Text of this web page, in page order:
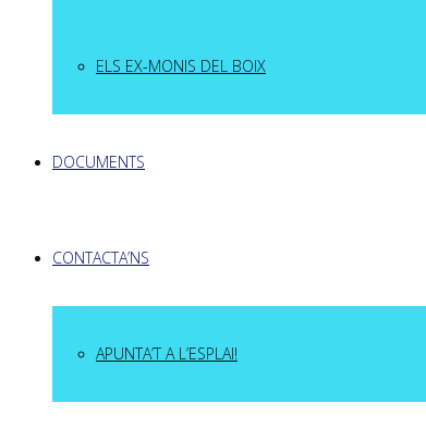
ELS EX-MONIS DEL BOIX
DOCUMENTS
CONTACTA’NS
APUNTA’T A L’ESPLAI!